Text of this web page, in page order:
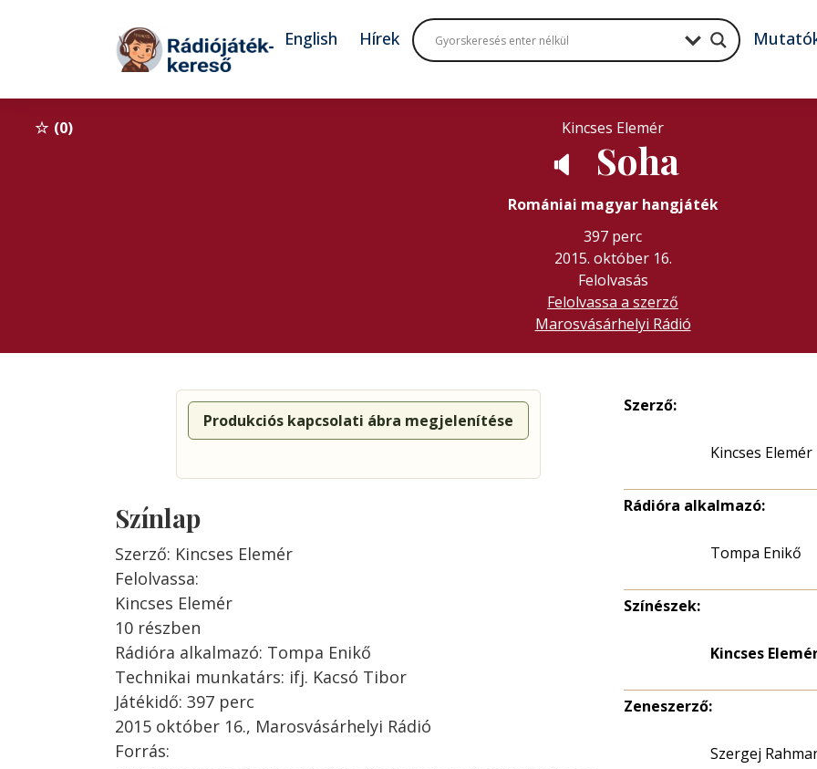
Tovább a tartalomhoz
English Hírek
0 Kincses Elemér
🔈 Soha
Romániai magyar hangjáték
397 perc
2015. október 16.
Felolvasás
Felolvassa a szerző
Marosvásárhelyi Rádió
Produkciós kapcsolati ábra megjelenítése
Színlap
Szerző: Kincses Elemér
Felolvassa:
Kincses Elemér
10 részben
Rádióra alkalmazó: Tompa Enikő
Technikai munkatárs: ifj. Kacsó Tibor
Játékidő: 397 perc
2015 október 16., Marosvásárhelyi Rádió
Forrás:
Szerző:
Kincses Elemér
Rádióra alkalmazó:
Tompa Enikő
Színészek:
Kincses
Zeneszerző:
Szergej